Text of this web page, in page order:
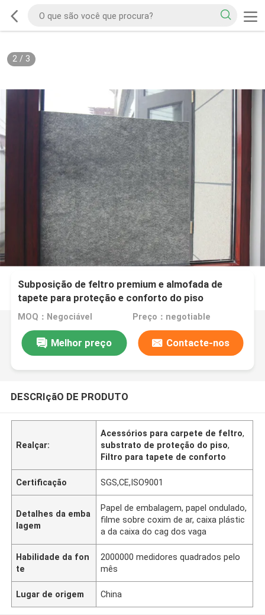
2/ 3
Subposição de feltro premium e almofada de
tapete para proteção e conforto do piso
MOQ：Negociável Preço：negotiable
Melhor preço Contacte-nos
DESCRIçãO DE PRODUTO
Realçar:
Acessórios para carpete de feltro,
substrato de proteção do piso,
Filtro para tapete de conforto
Certificação SGS,CE,ISO9001
Detalhes da emba
lagem
Papel de embalagem, papel ondulado,
filme sobre coxim de ar, caixa plástic
a da caixa do cag dos vaga
Habilidade da fon
te
2000000 medidores quadrados pelo
mês
Lugar de origem China